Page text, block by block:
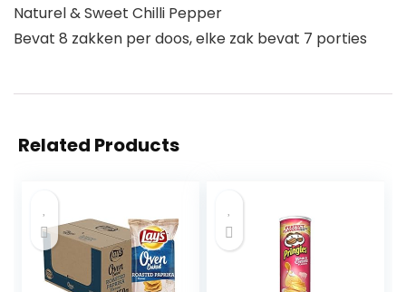
Naturel & Sweet Chilli Pepper
Bevat 8 zakken per doos, elke zak bevat 7 porties
Related Products